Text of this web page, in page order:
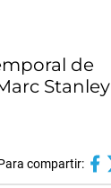
de
compartir: